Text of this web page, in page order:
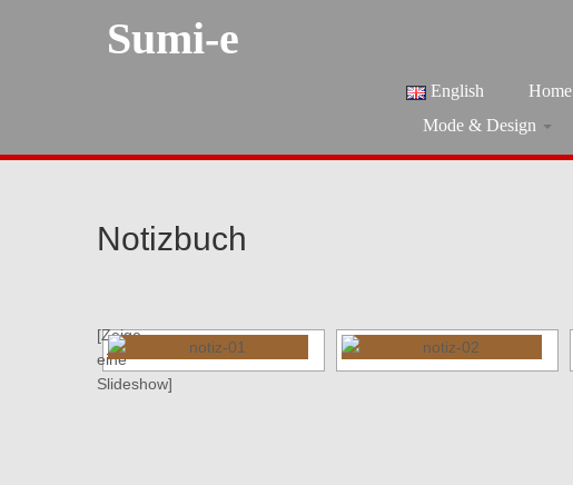
Sumi-e
English Home
Mode & Design
Notizbuch
[Zeige
eine
Slideshow]